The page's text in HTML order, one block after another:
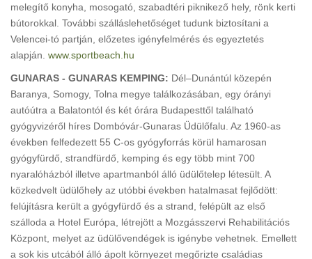
melegítő konyha, mosogató, szabadtéri piknikező hely, rönk kerti
bútorokkal. További szálláslehetőséget tudunk biztosítani a
Velencei-tó partján, előzetes igényfelmérés és egyeztetés
alapján. www.sportbeach.hu
GUNARAS - GUNARAS KEMPING: Dél–Dunántúl közepén
Baranya, Somogy, Tolna megye találkozásában, egy órányi
autóútra a Balatontól és két órára Budapesttől található
gyógyvizéről híres Dombóvár-Gunaras Üdülőfalu. Az 1960-as
években felfedezett 55 C-os gyógyforrás körül hamarosan
gyógyfürdő, strandfürdő, kemping és egy több mint 700
nyaralóházból illetve apartmanból álló üdülőtelep létesült. A
közkedvelt üdülőhely az utóbbi években hatalmasat fejlődött:
felújításra került a gyógyfürdő és a strand, felépült az első
szálloda a Hotel Európa, létrejött a Mozgásszervi Rehabilitációs
Központ, melyet az üdülővendégek is igénybe vehetnek. Emellett
a sok kis utcából álló ápolt környezet megőrizte családias